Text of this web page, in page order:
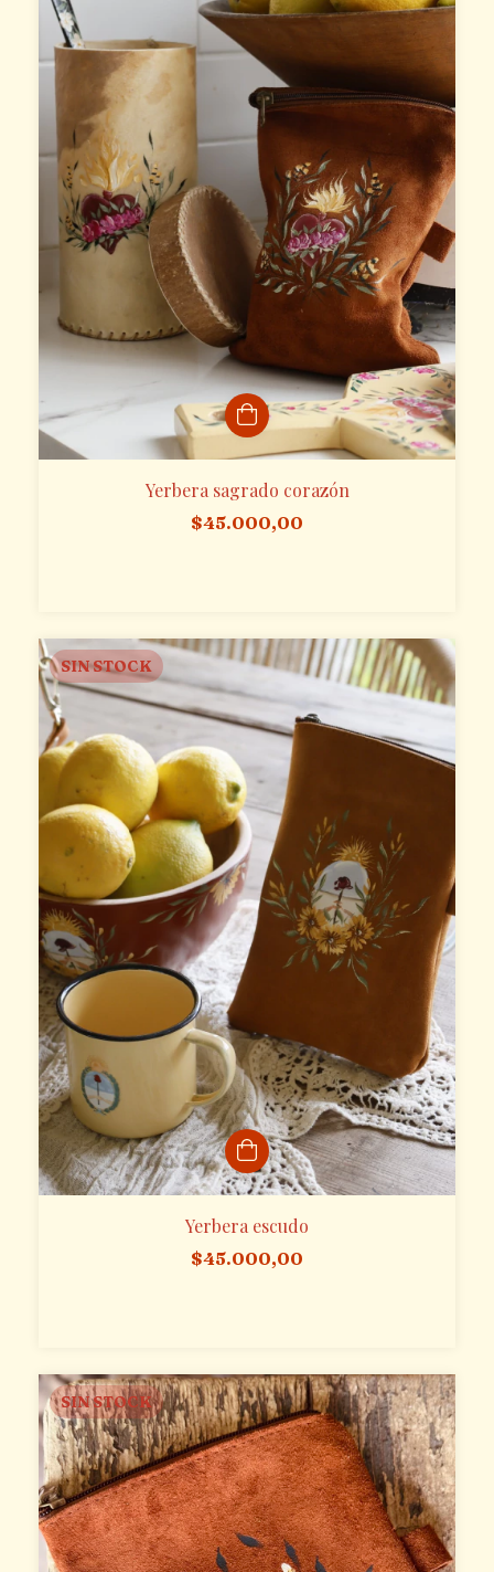
Yerbera sagrado corazón
$45.000,00
SIN STOCK
Yerbera escudo
$45.000,00
SIN STOCK